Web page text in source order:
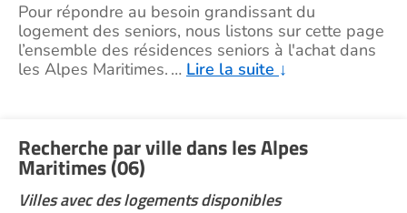
Pour répondre au besoin grandissant du
logement des seniors, nous listons sur cette page
l’ensemble des résidences seniors à l'achat dans
les Alpes Maritimes. … Lire la suite ↓
Recherche par ville dans les Alpes
Maritimes (06)
Villes avec des logements disponibles